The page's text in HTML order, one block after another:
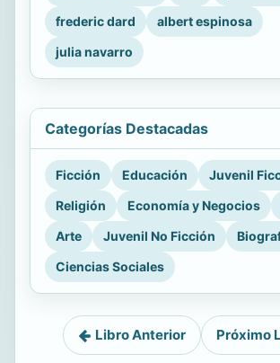
frederic dard
albert espinosa
julia navarro
Categorías Destacadas
Ficción Educación
Juvenil
Religión
Economía y Negocios
Arte
Juvenil No Ficción
Ciencias Sociales
Libro Anterior Próximo